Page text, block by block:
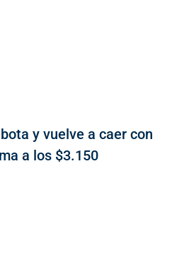
y vuelve a caer con
a los $3.150